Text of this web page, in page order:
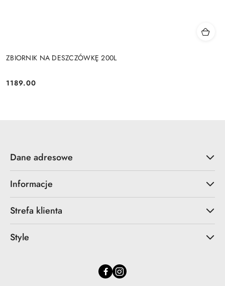
ZBIORNIK NA DESZCZÓWKĘ 200L
Cena:
1189.00
Dane adresowe
Informacje
Strefa klienta
Style